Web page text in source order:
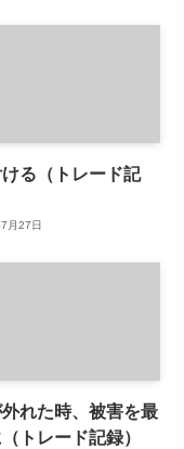
る（トレード記
月27日
れた時、被害を最
トレード記録）